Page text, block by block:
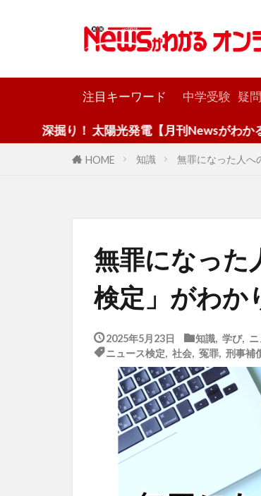
注目キーワード 中学受験 疑
！ 太陽光発電【月刊Newsがわかる９月号】
HOME 知識 無罪になった人
無罪になっ
検定」がわか
2025年5月23日 知識 学び,
ニュース検定
社会, 冤罪, 刑事補